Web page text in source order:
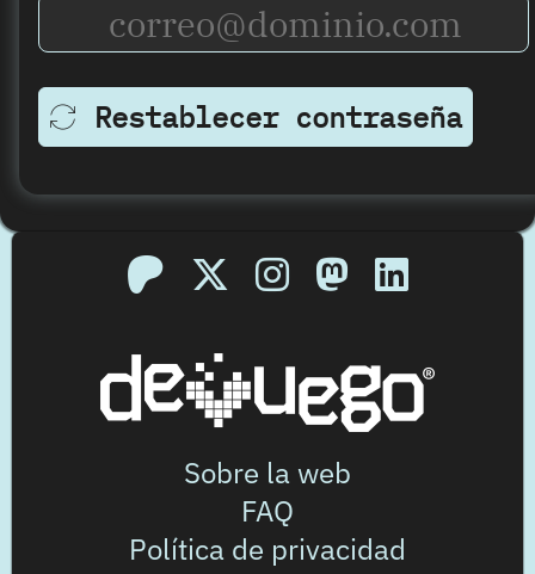
Restablecer contraseña
Sobre la web
FAQ
Política de privacidad